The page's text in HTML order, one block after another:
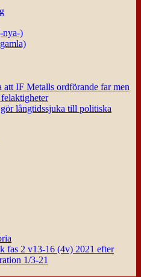
nya-)
att IF Metalls ordförande far men
långtidssjuka till politiska
fas 2 v13-16 (4v) 2021 efter
1/3-21